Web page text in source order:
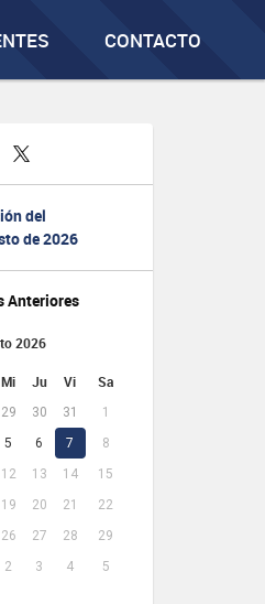
CONTACTO
del
de 2026
Anteriores
2026
Mi Ju Vi Sa
29 30 31
1
5 6 7
8
12 13 14
15
19 20 21
22
26 27 28
29
2 3 4 5